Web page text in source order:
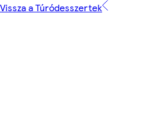
Vissza a Túródesszertek